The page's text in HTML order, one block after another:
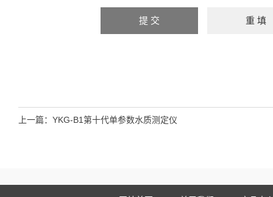
上一篇： YKG-B1第十代单参数水质测定仪